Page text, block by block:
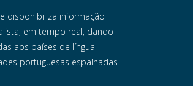
disponibiliza informação
em tempo real, dando
aos países de língua
portuguesas espalhadas